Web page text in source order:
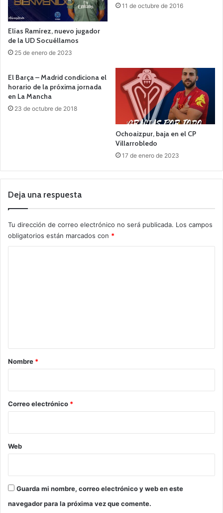
Elías Ramírez, nuevo jugador
de la UD Socuéllamos
25 de enero de 2023
11 de octubre de 2016
El Barça – Madrid condiciona el
horario de la próxima jornada
en La Mancha
23 de octubre de 2018
Ochoaizpur, baja en el CP
Villarrobledo
17 de enero de 2023
Deja una respuesta
Tu dirección de correo electrónico no será publicada. Los campos
obligatorios están marcados con *
r
*
Nombre *
Correo electrónico *
Web
Guarda mi nombre, correo electrónico y web en este
navegador para la próxima vez que comente.